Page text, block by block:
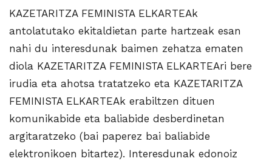
KAZETARITZA FEMINISTA ELKARTEAk
antolatutako ekitaldietan parte hartzeak esan
nahi du interesdunak baimen zehatza ematen
diola KAZETARITZA FEMINISTA ELKARTEAri bere
irudia eta ahotsa tratatzeko eta KAZETARITZA
FEMINISTA ELKARTEAk erabiltzen dituen
komunikabide eta baliabide desberdinetan
argitaratzeko (bai paperez bai baliabide
elektronikoen bitartez). Interesdunak edonoiz